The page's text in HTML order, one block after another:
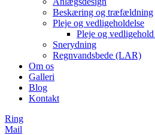
Beskæring og træfældning
Pleje og vedligeholdelse
Pleje og
Snerydning
Regnvandsbede (LAR)
Om os
Galleri
Blog
Kontakt
Ring
Mail